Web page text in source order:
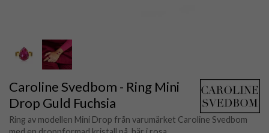
Caroline Svedbom - Ring Mini
Drop Guld Fuchsia
Ring av modellen Mini Drop från varumärket Caroline Svedbom